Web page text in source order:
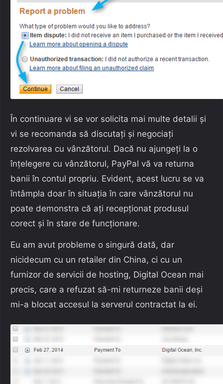
În continuare vi se vor solicita mai multe detalii și
vi se recomanda să discutați și negociați
rezolvarea cu vânzătorul. Dacă nu ajungeți la o
înțelegere cu vânzătorul, PayPal vă va returna
banii în contul propriu. Evident, acest lucru se va
întâmpla doar în situația în care vânzătorul nu
poate demonstra că ați recepționat produsul
corect și în stare de funcționare.
Eu am avut probleme o singură dată, dar
nicidecum cu un retailer din China, ci cu un
furnizor de servicii de hosting, Digital Ocean mai
precis, care a refuzat să-mi returneze banii deși
mi-a blocat accesul la serverul contractat la ei.